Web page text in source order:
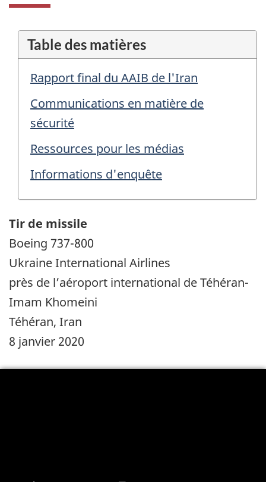
Table des matières
Rapport final du AAIB de l'Iran
Communications en matière de
sécurité
Ressources pour les médias
Informations d'enquête
Tir de missile
Boeing 737-800
Ukraine International Airlines
près de l’aéroport international de Téhéran-
Imam Khomeini
Téhéran, Iran
8 janvier 2020